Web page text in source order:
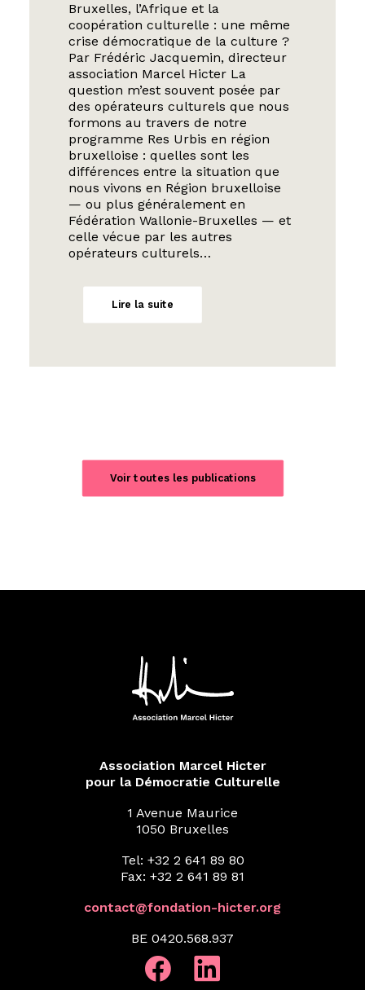
Bruxelles, l’Afrique et la
coopération culturelle : une même
crise démocratique de la culture ?
Par Frédéric Jacquemin, directeur
association Marcel Hicter La
question m’est souvent posée par
des opérateurs culturels que nous
formons au travers de notre
programme Res Urbis en région
bruxelloise : quelles sont les
différences entre la situation que
nous vivons en Région bruxelloise
— ou plus généralement en
Fédération Wallonie-Bruxelles — et
celle vécue par les autres
opérateurs culturels…
Lire la suite
Voir toutes les publications
Association Marcel Hicter
pour la Démocratie Culturelle
1 Avenue Maurice
1050 Bruxelles
Tel: +32 2 641 89 80
Fax: +32 2 641 89 81
contact@fondation-hicter.org
BE 0420.568.937